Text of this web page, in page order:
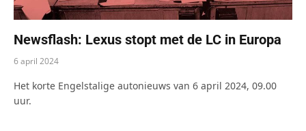
Newsflash: Lexus stopt met de LC in Europa
6 april 2024
Het korte Engelstalige autonieuws van 6 april 2024, 09.00
uur.